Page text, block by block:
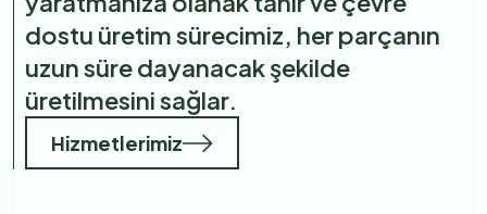
dostu üretim sürecimiz, her parçanın
uzun süre dayanacak şekilde
üretilmesini sağlar.
Hizmetlerimiz